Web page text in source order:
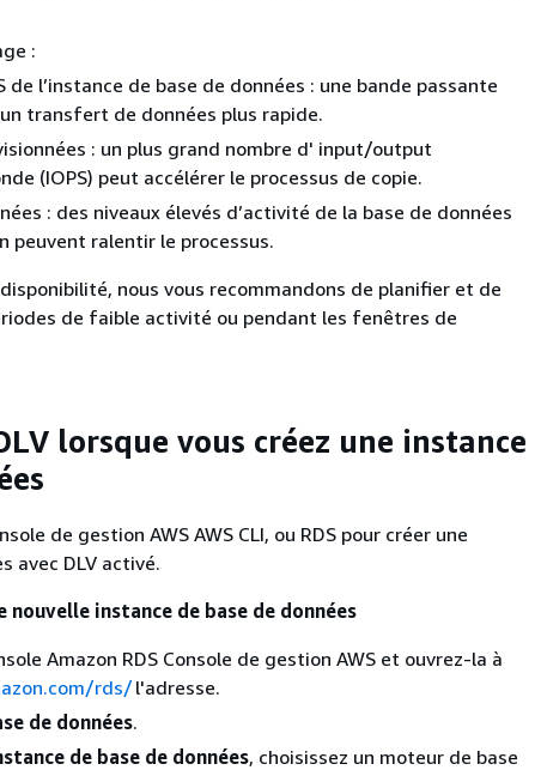
:
de l’instance de base de données : une bande passante
transfert de données plus rapide.
: un plus grand nombre d' input/output
(IOPS) peut accélérer le processus de copie.
: des niveaux élevés d’activité de la base de données
peuvent ralentir le processus.
nous vous recommandons de planifier et de
de faible activité ou pendant les fenêtres de
lorsque vous créez une instance
de gestion AWS AWS CLI, ou RDS pour créer une
avec DLV activé.
nouvelle instance de base de données
Amazon RDS Console de gestion AWS et ouvrez-la à
rds/l'adresse.
de données.
de base de données, choisissez un moteur de base